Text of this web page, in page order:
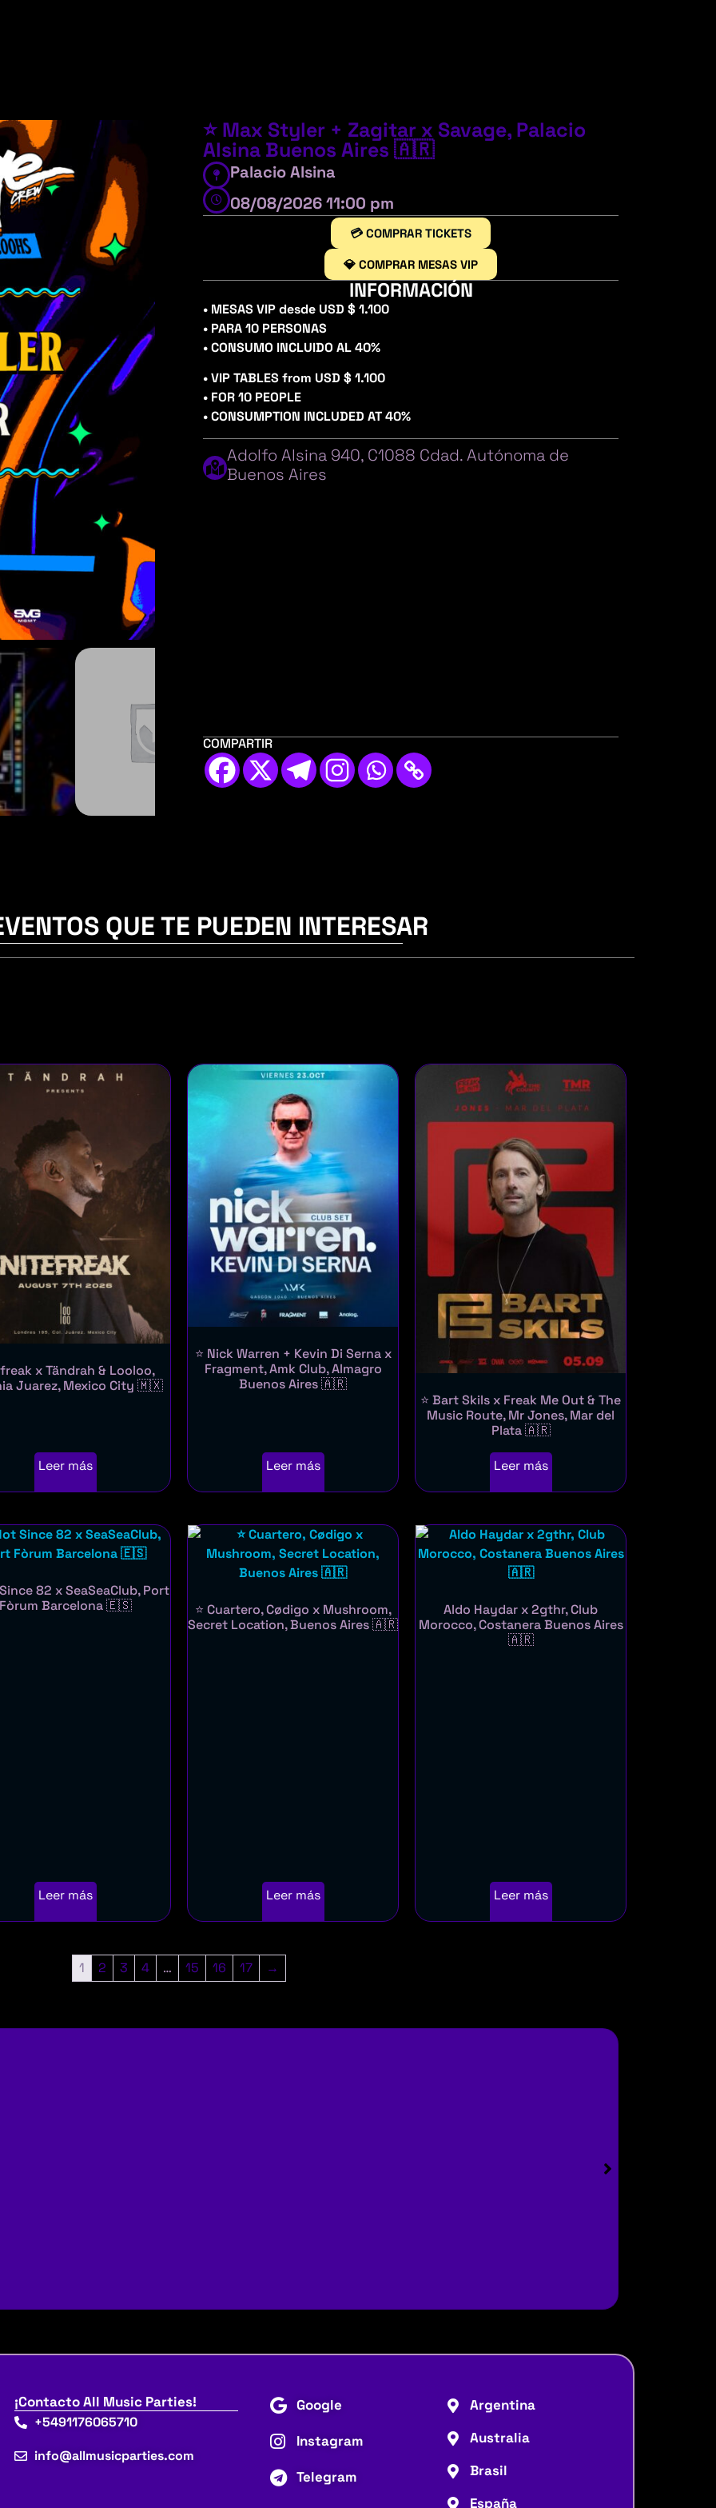
⭐ Max Styler + Zagitar x Savage, Palacio
Alsina Buenos Aires 🇦🇷
Palacio Alsina
08/08/2026 11:00 pm
💳 COMPRAR TICKETS
💎 COMPRAR MESAS VIP
INFORMACIÓN
• MESAS VIP desde USD $ 1.100
• PARA 10 PERSONAS
• CONSUMO INCLUIDO AL 40%
• VIP TABLES from USD $ 1.100
• FOR 10 PEOPLE
• CONSUMPTION INCLUDED AT 40%
Adolfo Alsina 940, C1088 Cdad. Autónoma de
Buenos Aires
COMPARTIR
QUE TE PUEDEN INTERESAR
x Tändrah & Looloo,
Juarez, Mexico City 🇲🇽
Leer más
⭐ Nick Warren + Kevin Di Serna x
Fragment, Amk Club, Almagro
Buenos Aires 🇦🇷
Leer más
⭐ Bart Skils x Freak Me Out & The
Music Route, Mr Jones, Mar del
Plata 🇦🇷
Leer más
82 x SeaSeaClub, Port
Barcelona 🇪🇸
Leer más
⭐ Cuartero, Cødigo x Mushroom,
Secret Location, Buenos Aires 🇦🇷
Leer más
Aldo Haydar x 2gthr, Club
Morocco, Costanera Buenos Aires
🇦🇷
Leer más
1 2 3 4 … 15 16 17 →
¡Contacto All Music Parties!
+5491176065710
info@allmusicparties.com
Google
Instagram
Telegram
Argentina
Australia
Brasil
España